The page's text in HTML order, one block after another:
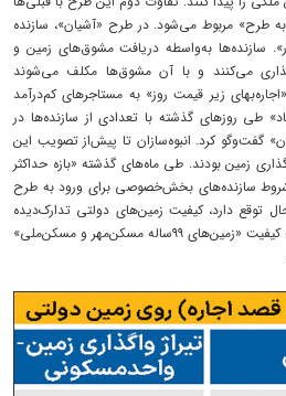
طرح» مربوط می‌شود. در طرح «آشیان»، سازنده
سازنده‌ها به‌واسطه دریافت مشوق‌های زمین و
می‌کنند و با آن مشوق‌ها مکلف می‌شوند
زیر قیمت روز» به مستاجرهای کم‌درآمد
طی روزهای گذشته با تعدادی از سازنده‌ها در
گفت‌وگو کرد. انبو‌ه‌سازان تا پیش‌از تصویب این
زمین بودند. طی ماه‌های گذشته «بازه حداکثر
شروط سازنده‌های بخش‌خصوصی برای ورود به طرح
دارد،‌ کیفیت زمین‌های دولتی تدارک‌دیده
شده برای واگذاری در این طرح، شبیه کیفیت «زمین‌های ۹۹ساله مسکن‌مهر و مسکن‌ملی»